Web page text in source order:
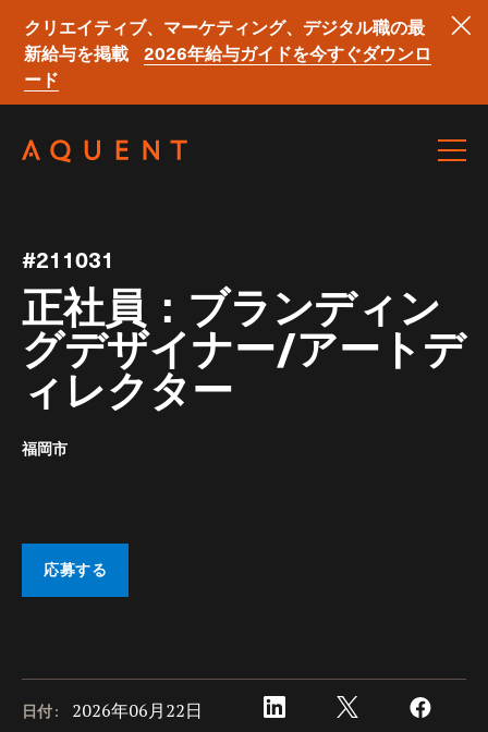
クリエイティブ、マーケティング、デジタル職の最
新給与を掲載
2026年給与ガイドを今すぐダウンロ
ード
#211031
正社員：ブランディン
グデザイナー/アートデ
ィレクター
福岡市
応募する
日付: 2026年06月22日